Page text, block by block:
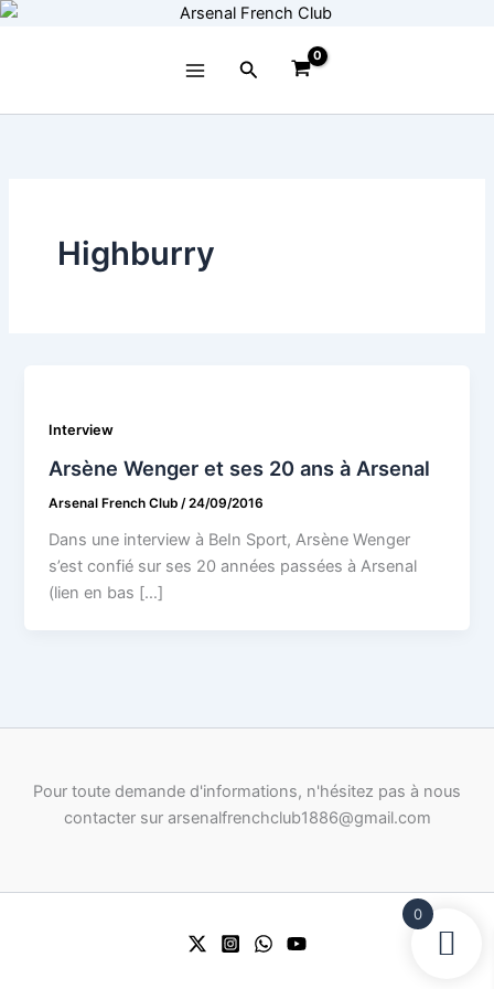
Aller
Rechercher
Highburry
Interview
Arsène Wenger et ses 20 ans à Arsenal
Arsenal French Club/24/09/2016
Dans une interview à BeIn Sport, Arsène Wenger
s’est confié sur ses 20 années passées à Arsenal
(lien en bas […]
Pour toute demande d'informations, n'hésitez pas à nous
contacter sur arsenalfrenchclub1886@gmail.com
0